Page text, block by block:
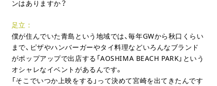
ンはありますか？
足立
僕が住んでいた青島という地域では、毎年GWから秋口くらい
まで、ピザやハンバーガーやタイ料理などいろんなブランド
がポップアップで出店する「AOSHIMA BEACH PARK」という
オシャレなイベントがあるんです。
「そこでいつか上映をする」って決めて宮崎を出てきたんです